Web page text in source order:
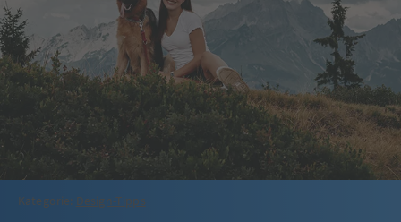
Kategorie: Design-Tipps